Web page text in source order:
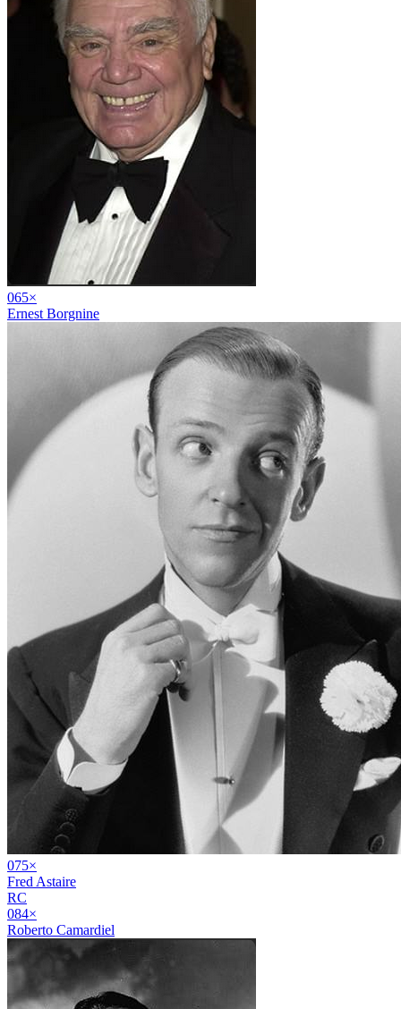
065×
Ernest Borgnine
075×
Fred Astaire
RC
084×
Roberto Camardiel